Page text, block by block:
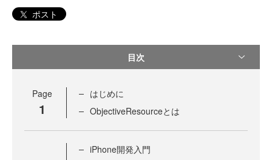
ポスト
目次
Page
1
はじめに
ObjectiveResourceとは
iPhone開発入門